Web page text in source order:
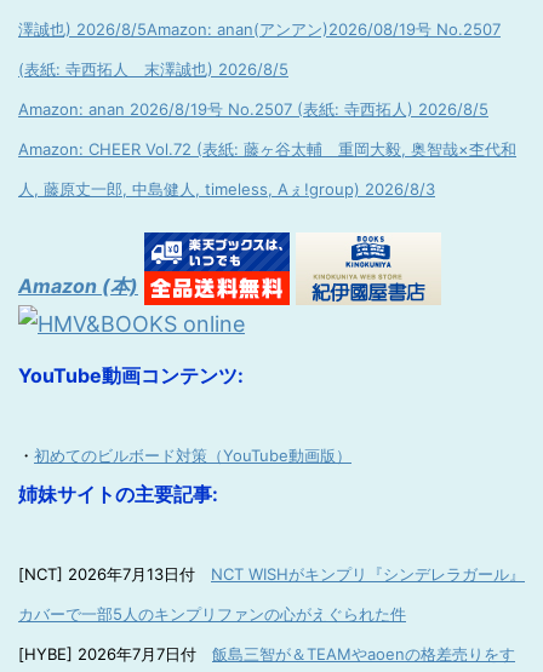
澤誠也) 2026/8/5Amazon: anan(アンアン)2026/08/19号 No.2507
(表紙: 寺西拓人 末澤誠也) 2026/8/5
Amazon: anan 2026/8/19号 No.2507 (表紙: 寺西拓人) 2026/8/5
Amazon: CHEER Vol.72 (表紙: 藤ヶ谷太輔 重岡大毅, 奥智哉×杢代和
人, 藤原丈一郎, 中島健人, timeless, Aぇ!group) 2026/8/3
Amazon (本)
YouTube動画コンテンツ:
・ 初めてのビルボード対策（YouTube動画版）
姉妹サイトの主要記事:
[NCT] 2026年7月13日付 NCT WISHがキンプリ『シンデレラガール』
カバーで一部5人のキンプリファンの心がえぐられた件
[HYBE] 2026年7月7日付 飯島三智が＆TEAMやaoenの格差売りをす